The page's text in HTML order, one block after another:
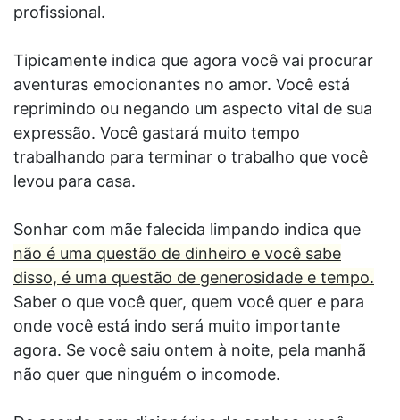
profissional.
Tipicamente indica que agora você vai procurar
aventuras emocionantes no amor. Você está
reprimindo ou negando um aspecto vital de sua
expressão. Você gastará muito tempo
trabalhando para terminar o trabalho que você
levou para casa.
Sonhar com mãe falecida limpando indica que
não é uma questão de dinheiro e você sabe
disso, é uma questão de generosidade e tempo.
Saber o que você quer, quem você quer e para
onde você está indo será muito importante
agora. Se você saiu ontem à noite, pela manhã
não quer que ninguém o incomode.